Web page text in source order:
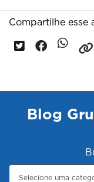
Compartilhe esse
Blog